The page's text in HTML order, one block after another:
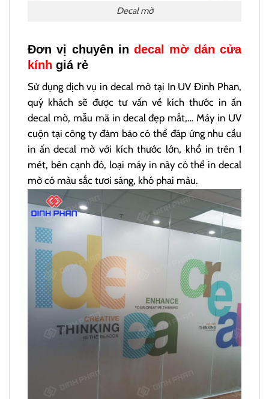
Decal mờ
Đơn vị chuyên indecal mờ dán cửa
kính giá rẻ
Sử dụng dịch vụ in decal mờ tại In UV Đinh Phan,
quý khách sẽ được tư vấn về kích thước in ấn
decal mờ, mẫu mã in decal đẹp mắt,… Máy in UV
cuộn tại công ty đảm bảo có thể đáp ứng nhu cầu
in ấn decal mờ với kích thước lớn, khổ in trên 1
mét, bên cạnh đó, loại máy in này có thể in decal
mờ có màu sắc tươi sáng, khó phai màu.